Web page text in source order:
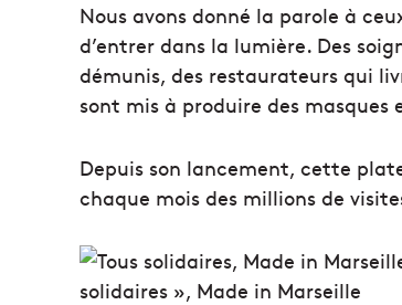
Nous avons donné la parole à
d’entrer dans la lumière. Des
démunis, des restaurateurs qui
sont mis à produire des
Depuis son lancement, cette
chaque mois des millions de